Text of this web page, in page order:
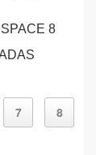
8
7
8